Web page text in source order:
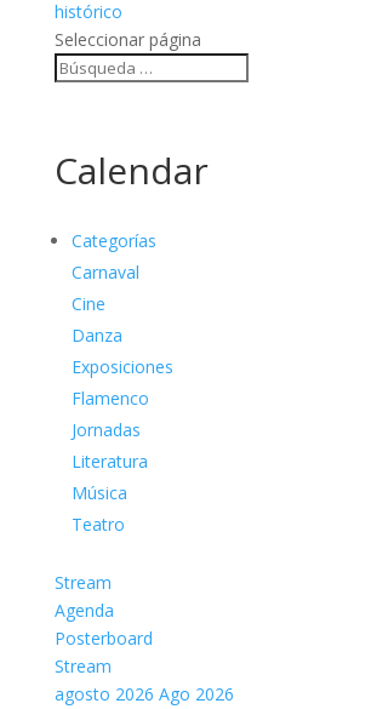
histórico
Seleccionar página
Calendar
Categorías
Carnaval
Cine
Danza
Exposiciones
Flamenco
Jornadas
Literatura
Música
Teatro
Stream
Agenda
Posterboard
Stream
agosto 2026 Ago 2026